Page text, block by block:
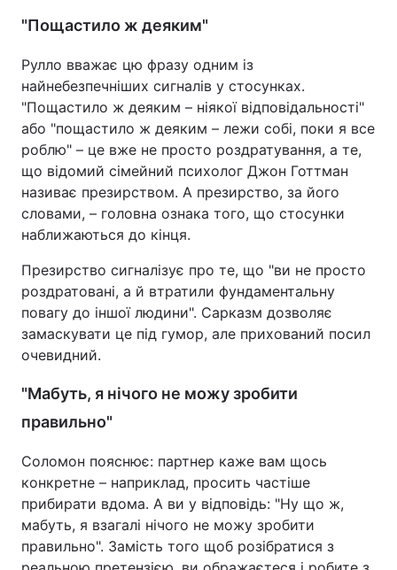
"Пощастило ж деяким"
Рулло вважає цю фразу одним із
найнебезпечніших сигналів у стосунках.
"Пощастило ж деяким – ніякої відповідальності"
або "пощастило ж деяким – лежи собі, поки я все
роблю" – це вже не просто роздратування, а те,
що відомий сімейний психолог Джон Готтман
називає презирством. А презирство, за його
словами, – головна ознака того, що стосунки
наближаються до кінця.
Презирство сигналізує про те, що "ви не просто
роздратовані, а й втратили фундаментальну
повагу до іншої людини". Сарказм дозволяє
замаскувати це під гумор, але прихований посил
очевидний.
"Мабуть, я нічого не можу зробити
правильно"
Соломон пояснює: партнер каже вам щось
конкретне – наприклад, просить частіше
прибирати вдома. А ви у відповідь: "Ну що ж,
мабуть, я взагалі нічого не можу зробити
правильно". Замість того щоб розібратися з